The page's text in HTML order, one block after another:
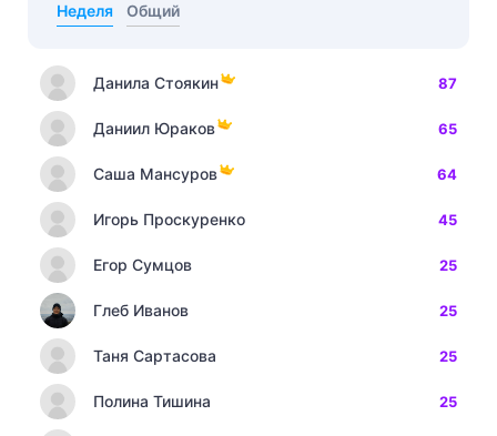
Неделя Общий
Данила Стоякин 87
Даниил Юраков 65
Саша Мансуров 64
Игорь Проскуренко 45
Егор Сумцов 25
Глеб Иванов 25
Таня Сартасова 25
Полина Тишина 25